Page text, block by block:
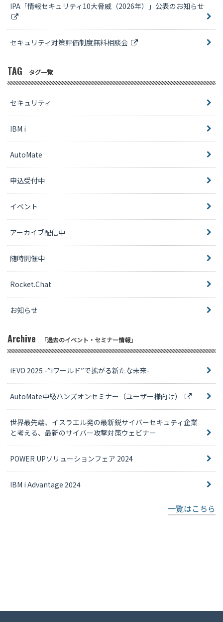
IPA「情報セキュリティ10大脅威（2026年）」公表のお知らせ
セキュリティ対策評価制度無料相談会
TAG タグ一覧
セキュリティ
IBM i
AutoMate
申込受付中
イベント
アーカイブ配信中
随時開催中
Rocket.Chat
お知らせ
Archive 「過去のイベント・セミナー情報」
iEVO 2025 -”iワールド”で拡がる新たな未来-
AutoMate中級ハンズオンセミナー（ユーザー様向け）
世界最先端、イスラエル発の最新鋭サイバーセキュティ企業
と考える、最新のサイバー攻撃対策ウェビナー
POWER UPソリューションフェア 2024
IBM i Advantage 2024
一覧はこちら